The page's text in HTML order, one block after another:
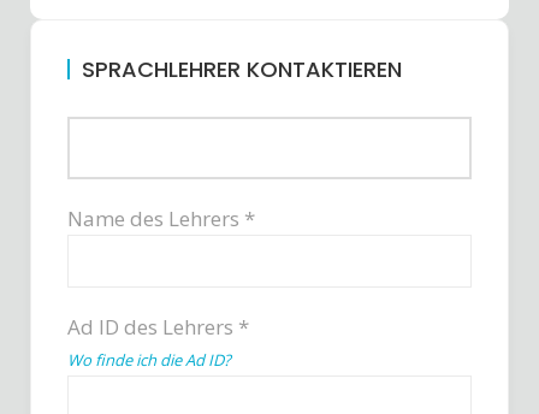
SPRACHLEHRER KONTAKTIEREN
Name des Lehrers *
Ad ID des Lehrers *
Wo finde ich die Ad ID?